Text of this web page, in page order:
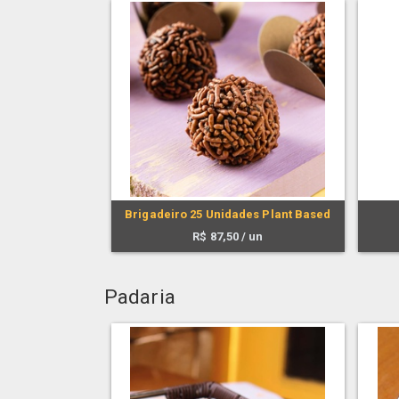
Brigadeiro 25 Unidades Plant Based
R$ 87,50 / un
Padaria